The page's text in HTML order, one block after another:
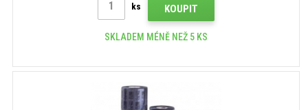
ks KOUPIT
SKLADEM MÉNĚ NEŽ 5 KS